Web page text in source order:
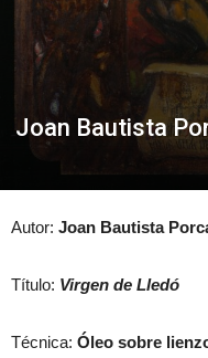
Joan Bautista
Autor: Joan Bautista
Título: Virgen de Lledó
Técnica: Óleo sobre